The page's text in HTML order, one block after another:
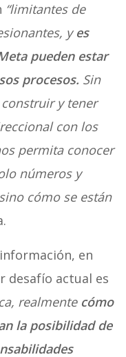
“limitantes de
y es
pueden estar
procesos. Sin
y tener
con los
permita conocer
números y
cómo se están
en
desafío actual es
realmente cómo
la posibilidad de